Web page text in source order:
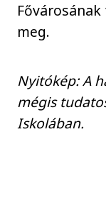
meg.
Nyitókép: A
mégis
Iskolában.